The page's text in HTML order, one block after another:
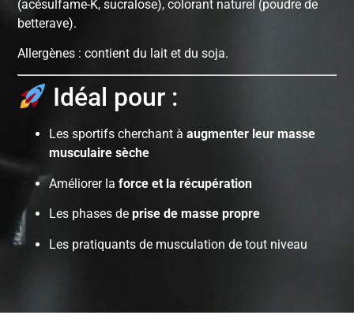
(acésulfame-K, sucralose), colorant naturel (poudre de
betterave).
Allergènes : contient du lait et du soja.
Idéal pour :
Les sportifs cherchant àaugmenter leur masse
musculaire sèche
Améliorer laforce et la récupération
Les phases deprise de masse propre
Les pratiquants de musculation de tout niveau